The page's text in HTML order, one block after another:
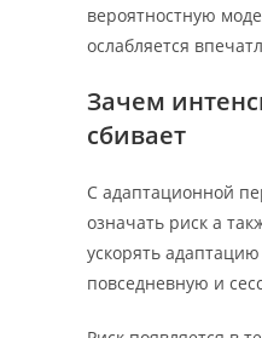
вероятностную
ослабляется
Зачем
сбивает
С адаптационной
означать риск а
ускорять
повседневную и